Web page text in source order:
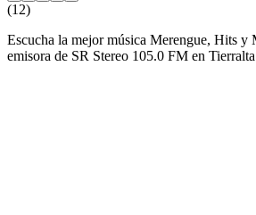
(12)
Escucha la mejor música Merengue, Hits y
emisora de SR Stereo 105.0 FM en